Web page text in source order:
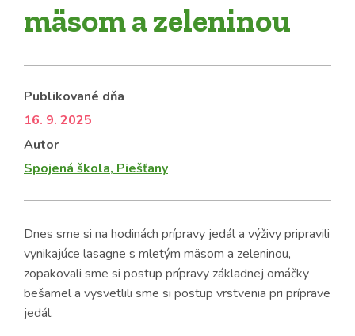
mäsom a zeleninou
Publikované dňa
16. 9. 2025
Autor
Spojená škola, Piešťany
Dnes sme si na hodinách prípravy jedál a výživy pripravili
vynikajúce lasagne s mletým mäsom a zeleninou,
zopakovali sme si postup prípravy základnej omáčky
bešamel a vysvetlili sme si postup vrstvenia pri príprave
jedál.